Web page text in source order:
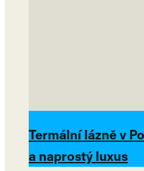
Termální lázně v
a naprostý luxus